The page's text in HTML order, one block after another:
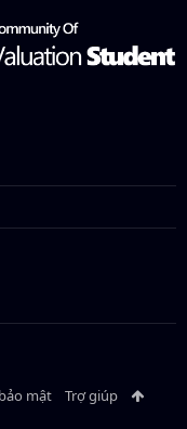
mật Trợ giúp